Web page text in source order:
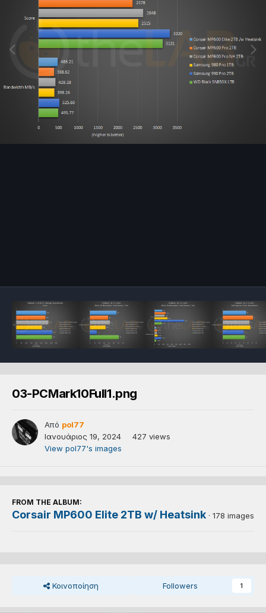
03-PCMark10Full1.png
Από pol77
Ιανουάριος 19, 2024
427 views
View pol77's images
FROM THE ALBUM:
Corsair MP600 Elite 2TB w/ Heatsink · 178 images
Κοινοποίηση Followers 1